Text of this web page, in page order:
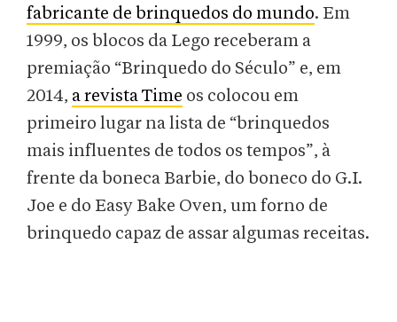
fabricante de brinquedos do mundo. Em
1999, os blocos da Lego receberam a
premiação “Brinquedo do Século” e, em
2014, a revista Time os colocou em
primeiro lugar na lista de “brinquedos
mais influentes de todos os tempos”, à
frente da boneca Barbie, do boneco do G.I.
Joe e do Easy Bake Oven, um forno de
brinquedo capaz de assar algumas receitas.